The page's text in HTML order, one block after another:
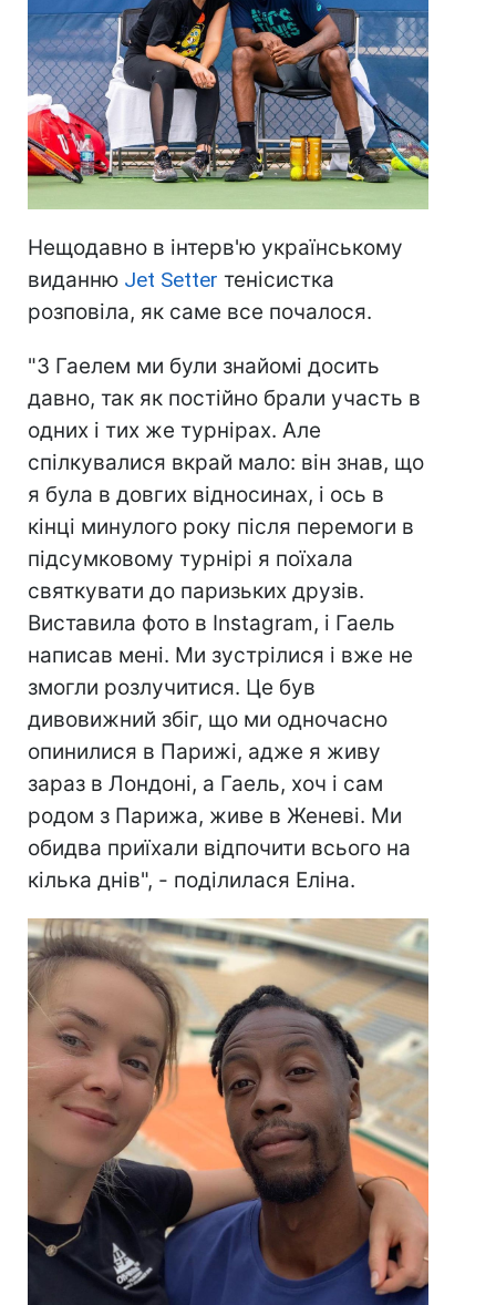
Нещодавно в інтерв'ю українському
виданню Jet Setter тенісистка
розповіла, як саме все почалося.
"З Гаелем ми були знайомі досить
давно, так як постійно брали участь в
одних і тих же турнірах. Але
спілкувалися вкрай мало: він знав, що
я була в довгих відносинах, і ось в
кінці минулого року після перемоги в
підсумковому турнірі я поїхала
святкувати до паризьких друзів.
Виставила фото в Instagram, і Гаель
написав мені. Ми зустрілися і вже не
змогли розлучитися. Це був
дивовижний збіг, що ми одночасно
опинилися в Парижі, адже я живу
зараз в Лондоні, а Гаель, хоч і сам
родом з Парижа, живе в Женеві. Ми
обидва приїхали відпочити всього на
кілька днів", - поділилася Еліна.